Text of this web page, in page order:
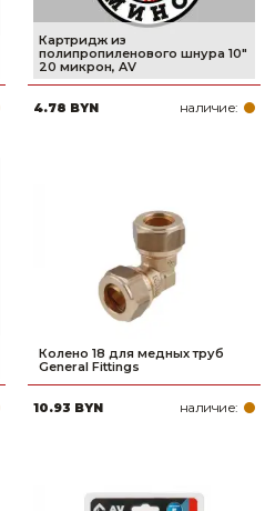
Картридж из
полипропиленового шнура 10"
20 микрон, AV
4.78 BYN наличие:
Колено 18 для медных труб
General Fittings
10.93 BYN наличие: